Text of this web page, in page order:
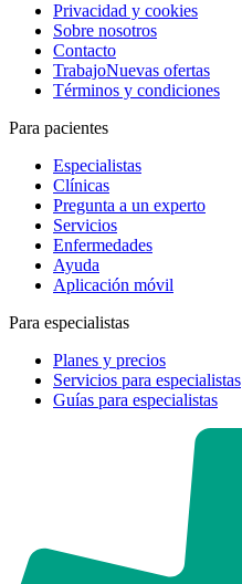
Privacidad y cookies
Sobre nosotros
Contacto
TrabajoNuevas ofertas
Términos y condiciones
Para pacientes
Especialistas
Clínicas
Pregunta a un experto
Servicios
Enfermedades
Ayuda
Aplicación móvil
Para especialistas
Planes y precios
Servicios para especialistas
Guías para especialistas